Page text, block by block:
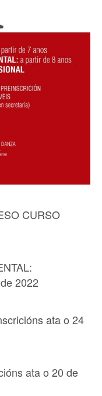
CURSO
2022
ata o 24
ata o 20 de